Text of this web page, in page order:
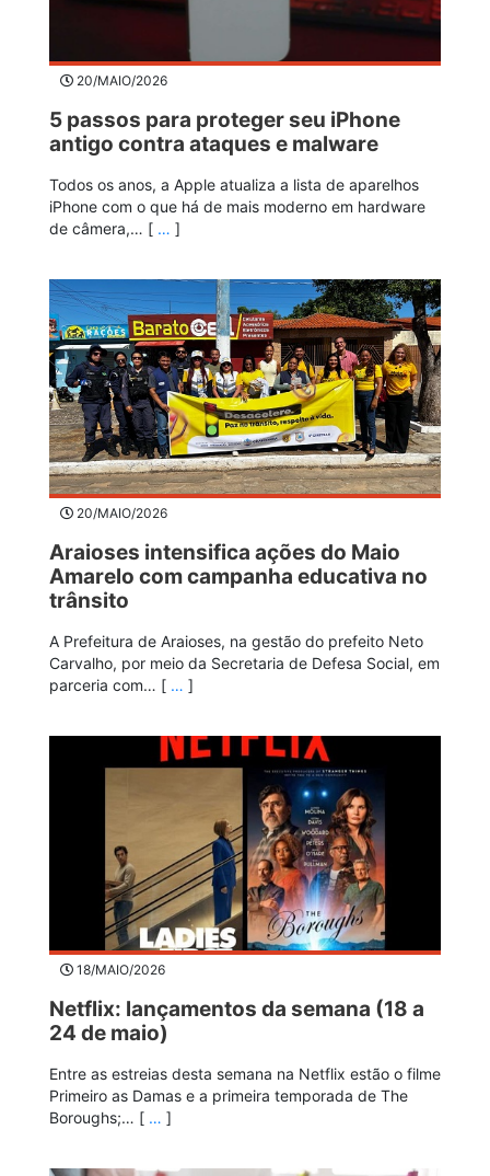
20/MAIO/2026
5 passos para proteger seu iPhone
antigo contra ataques e malware
Todos os anos, a Apple atualiza a lista de aparelhos
iPhone com o que há de mais moderno em hardware
de câmera,… [ … ]
20/MAIO/2026
Araioses intensifica ações do Maio
Amarelo com campanha educativa no
trânsito
A Prefeitura de Araioses, na gestão do prefeito Neto
Carvalho, por meio da Secretaria de Defesa Social, em
parceria com… [ … ]
18/MAIO/2026
Netflix: lançamentos da semana (18 a
24 de maio)
Entre as estreias desta semana na Netflix estão o filme
Primeiro as Damas e a primeira temporada de The
Boroughs;… [ … ]